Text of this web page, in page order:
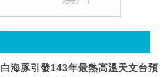
白海豚引發143年最熱高溫天文台預